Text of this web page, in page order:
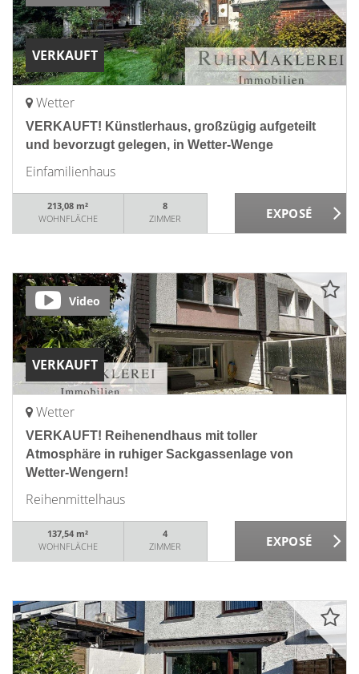
VERKAUFT
Wetter
VERKAUFT! Künstlerhaus, großzügig aufgeteilt
und bevorzugt gelegen, in Wetter-Wenge
Einfamilienhaus
213,08 m²
WOHNFLÄCHE
8
ZIMMER
VERKAUFT
Video
Wetter
VERKAUFT! Reihenendhaus mit toller
Atmosphäre in ruhiger Sackgassenlage von
Wetter-Wengern!
Reihenmittelhaus
137,54 m²
WOHNFLÄCHE
4
ZIMMER